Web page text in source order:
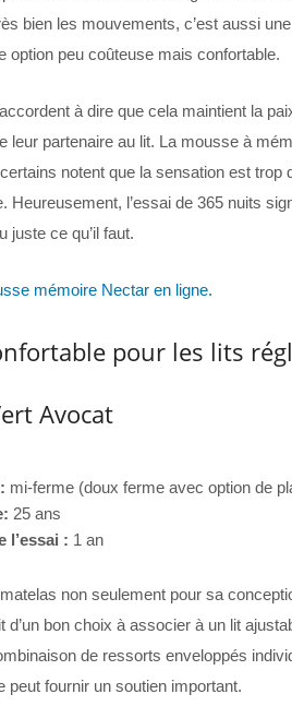
bien les mouvements, c’est aussi
option peu coûteuse mais confortable.
à dire que cela maintient la
leur partenaire au lit. La mousse à
notent que la sensation est trop
Heureusement, l’essai de 365 nuits
juste ce qu’il faut.
mémoire Nectar en ligne.
pour les lits
Avocat
mi-ferme (doux ferme avec option de
25 ans
l’essai : 1 an
non seulement pour sa
d’un bon choix à associer à un lit
de ressorts enveloppés
peut fournir un soutien important.